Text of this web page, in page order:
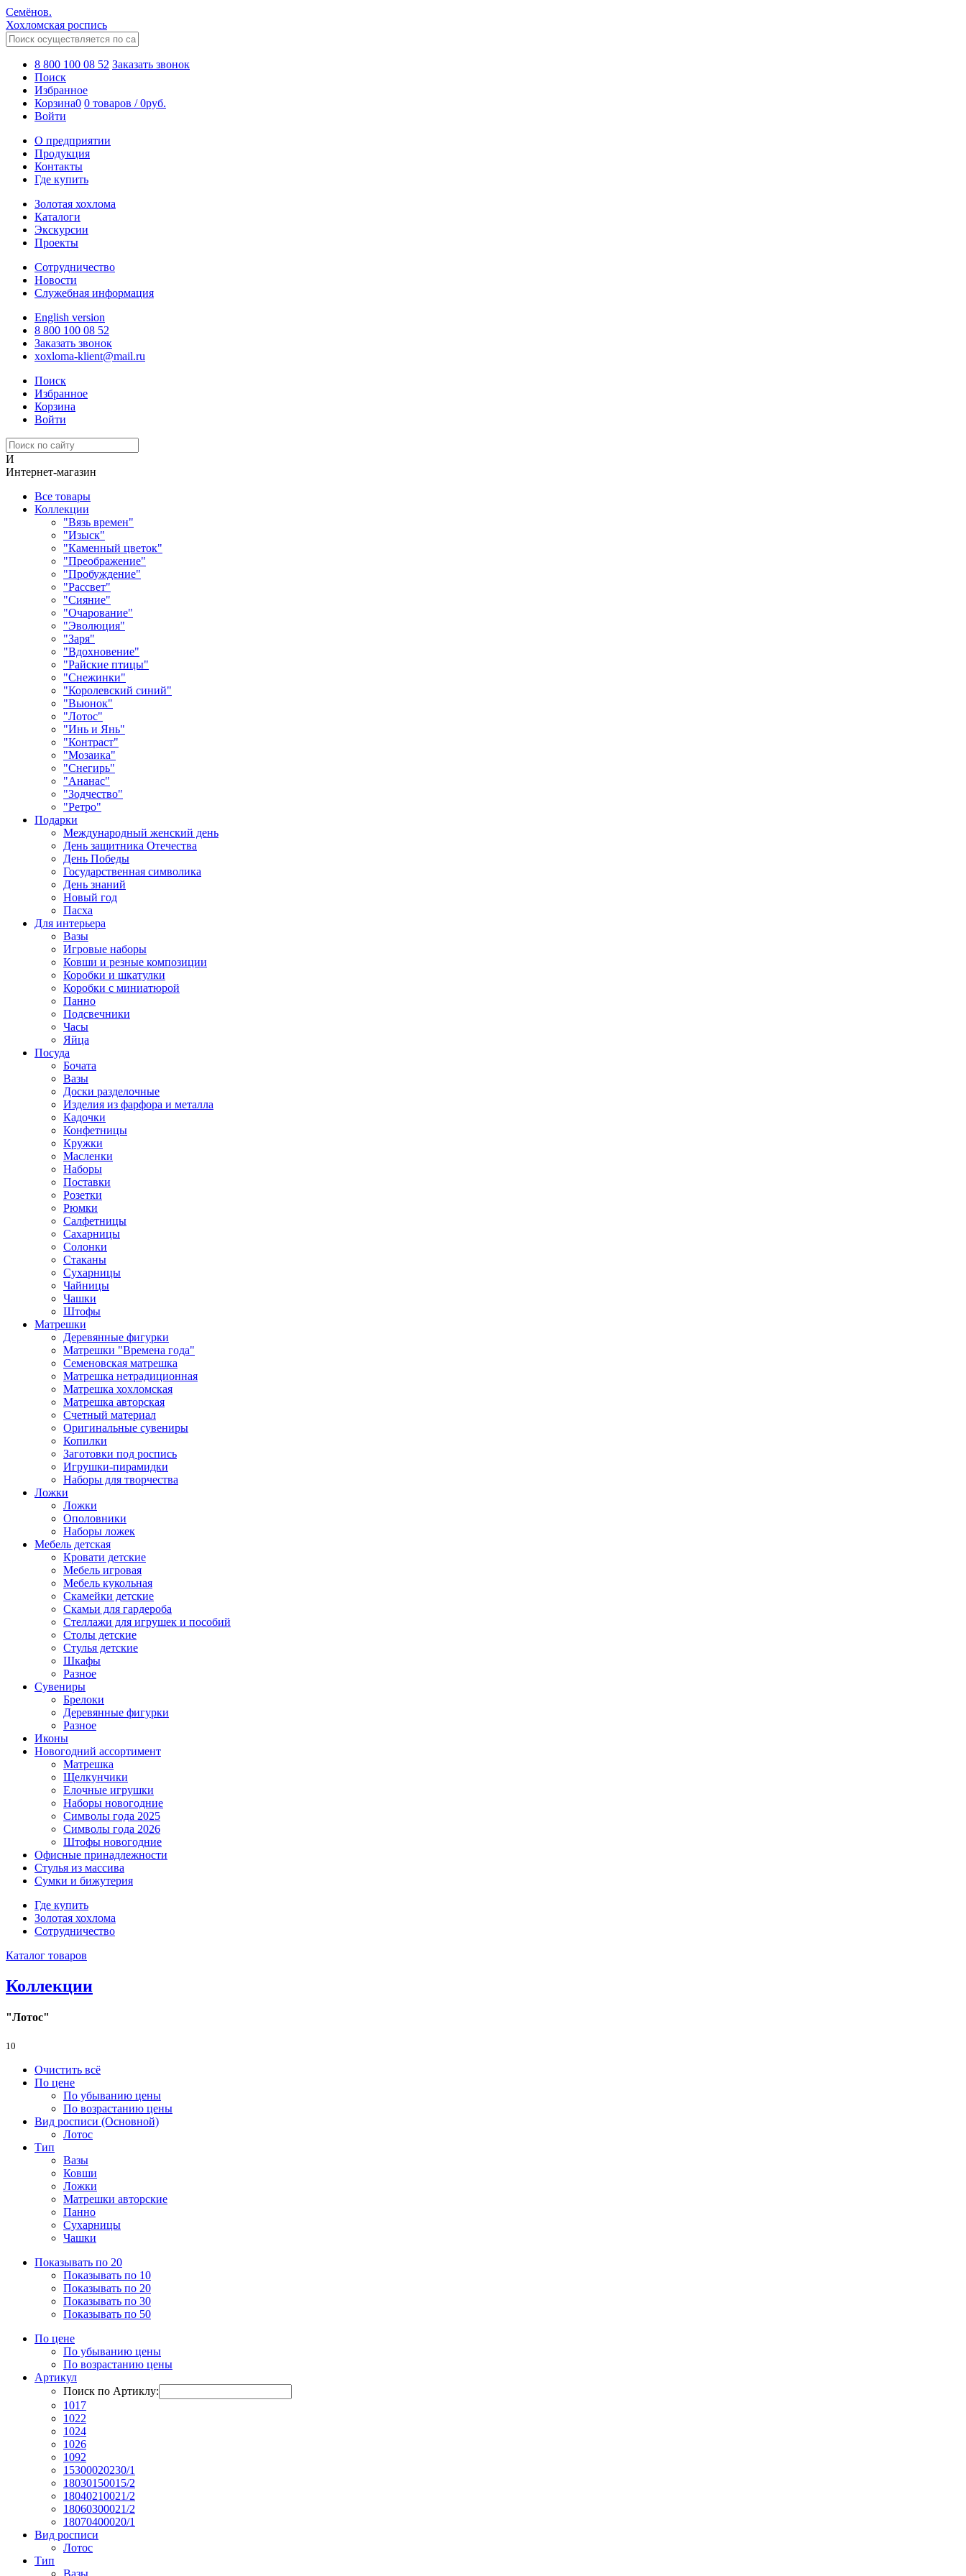
Семёнов.
Хохломская роспись
8 800 100 08 52 Заказать звонок
Поиск
Избранное
Корзина0 0 товаров /0руб.
Войти
О предприятии
Продукция
Контакты
Где купить
Золотая хохлома
Каталоги
Экскурсии
Проекты
Сотрудничество
Новости
Служебная информация
English version
8 800 100 08 52
Заказать звонок
xoxloma-klient@mail.ru
Поиск
Избранное
Корзина
Войти
И
Интернет-магазин
Все товары
Коллекции
"Вязь времен"
"Изыск"
"Каменный цветок"
"Преображение"
"Пробуждение"
"Рассвет"
"Сияние"
"Очарование"
"Эволюция"
"Заря"
"Вдохновение"
"Райские птицы"
"Снежинки"
"Королевский синий"
"Вьюнок"
"Лотос"
"Инь и Янь"
"Контраст"
"Мозаика"
"Снегирь"
"Ананас"
"Зодчество"
"Ретро"
Подарки
Международный женский день
День защитника Отечества
День Победы
Государственная символика
День знаний
Новый год
Пасха
Для интерьера
Вазы
Игровые наборы
Ковши и резные композиции
Коробки и шкатулки
Коробки с миниатюрой
Панно
Подсвечники
Часы
Яйца
Посуда
Бочата
Вазы
Доски разделочные
Изделия из фарфора и металла
Кадочки
Конфетницы
Кружки
Масленки
Наборы
Поставки
Розетки
Рюмки
Салфетницы
Сахарницы
Солонки
Стаканы
Сухарницы
Чайницы
Чашки
Штофы
Матрешки
Деревянные фигурки
Матрешки "Времена года"
Семеновская матрешка
Матрешка нетрадиционная
Матрешка хохломская
Матрешка авторская
Счетный материал
Оригинальные сувениры
Копилки
Заготовки под роспись
Игрушки-пирамидки
Наборы для творчества
Ложки
Ложки
Ополовники
Наборы ложек
Мебель детская
Кровати детские
Мебель игровая
Мебель кукольная
Скамейки детские
Скамьи для гардероба
Стеллажи для игрушек и пособий
Столы детские
Стулья детские
Шкафы
Разное
Сувениры
Брелоки
Деревянные фигурки
Разное
Иконы
Новогодний ассортимент
Матрешка
Щелкунчики
Елочные игрушки
Наборы новогодние
Символы года 2025
Символы года 2026
Штофы новогодние
Офисные принадлежности
Стулья из массива
Сумки и бижутерия
Где купить
Золотая хохлома
Сотрудничество
Каталог товаров
Коллекции
"Лотос"
10
Очистить всё
По цене
По убыванию цены
По возрастанию цены
Вид росписи (Основной)
Лотос
Тип
Вазы
Ковши
Ложки
Матрешки авторские
Панно
Сухарницы
Чашки
Показывать по 20
Показывать по 10
Показывать по 20
Показывать по 30
Показывать по 50
По цене
По убыванию цены
По возрастанию цены
Артикул
Поиск по Артиклу:
1017
1022
1024
1026
1092
15300020230/1
18030150015/2
18040210021/2
18060300021/2
18070400020/1
Вид росписи
Лотос
Тип